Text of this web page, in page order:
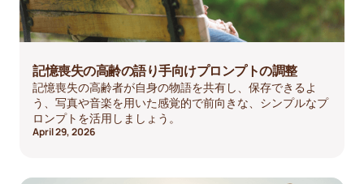
記憶喪失の高齢の語り手向けプロンプトの調整
記憶喪失の高齢者が自身の物語を共有し、保存できるよ
う、写真や音楽を用いた感覚的で前向きな、シンプルなプ
ロンプトを活用しましょう。
April 29, 2026